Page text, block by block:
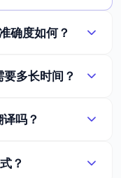
确度如何？
多长时间？
吗？
？